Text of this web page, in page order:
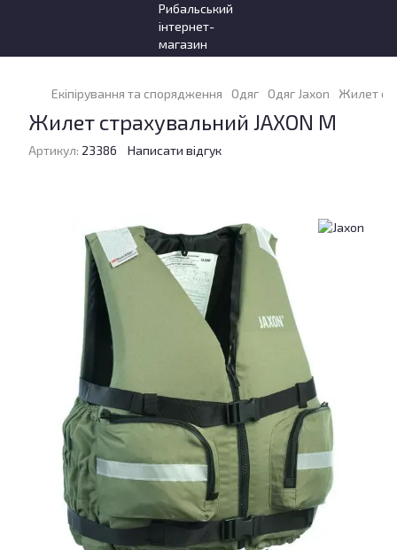
Екіпірування та спорядження Одяг Одяг Jaxon Жилет
Жилет страхувальний JAXON M
Артикул: 23386 Написати відгук